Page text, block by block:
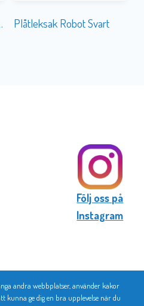
Robot Plåtleksak Robot Svart
Följ oss på
Instagram
andra webbplatser, använder kakor
kunna ge dig en bra upplevelse när du